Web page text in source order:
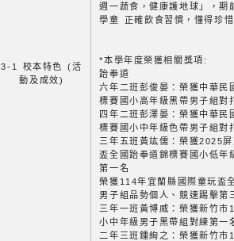
3-1 校本特色 (活
動及成效)
週一蔬食，健康護地球」，期
學童 正確飲食習慣，懂得珍
*本學年度榮獲相關獎項:
跆拳道
六年二班彭俊晏：榮獲中華
標賽國小高年級黑帶男子組對
四年二班彭澤晏：榮獲中華
標賽國小中年級色帶男子組對
三年五班黃竑儒：榮獲2025
盃全國跆拳道錦標賽國小低年
第一名
榮獲114年宜蘭縣國際童玩盃
男子組品勢個人、競速踢擊第
三年一班黃博威：榮獲新竹
小中年級男子黑帶組對練第一
二年三班鍾絢之：榮獲新竹